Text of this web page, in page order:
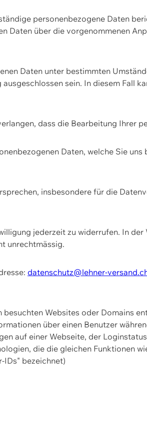
personenbezogene Daten
Daten über die vorgenommenen
Daten unter bestimmten
sein. In diesem Fall
dass die Bearbeitung Ihrer
Daten, welche Sie
insbesondere für die
jederzeit zu widerrufen. In
unrechtmässig.
datenschutz@lehner-
Websites oder Domains
über einen Benutzer
auf einer Webseite, der
die die gleichen Funktionen
IDs" bezeichnet)